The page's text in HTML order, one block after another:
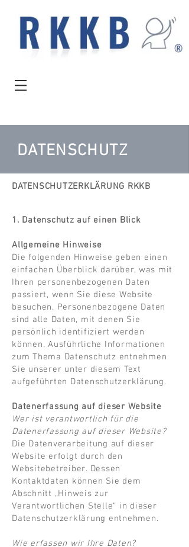
DATENSCHUTZ
DATENSCHUTZERKLÄRUNG RKKB
1. Datenschutz auf einen Blick
Allgemeine Hinweise
Die folgenden Hinweise geben einen
einfachen Überblick darüber, was mit
Ihren personenbezogenen Daten
passiert, wenn Sie diese Website
besuchen. Personenbezogene Daten
sind alle Daten, mit denen Sie
persönlich identifiziert werden
können. Ausführliche Informationen
zum Thema Datenschutz entnehmen
Sie unserer unter diesem Text
aufgeführten Datenschutzerklärung.
Datenerfassung auf dieser Website
Wer ist verantwortlich für die
Datenerfassung auf dieser Website?
Die Datenverarbeitung auf dieser
Website erfolgt durch den
Websitebetreiber. Dessen
Kontaktdaten können Sie dem
Abschnitt „Hinweis zur
Verantwortlichen Stelle“ in dieser
Datenschutzerklärung entnehmen.
Wie erfassen wir Ihre Daten?